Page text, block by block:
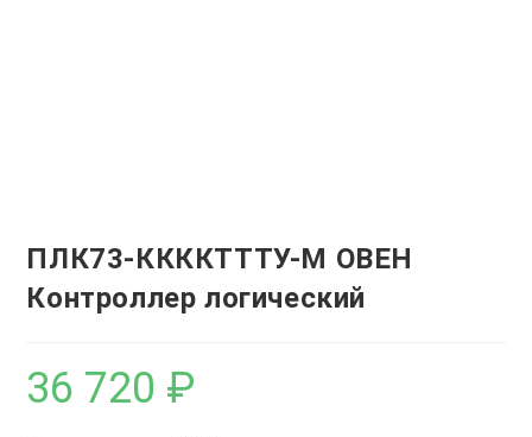
ПЛК73-ККККТТТУ-М ОВЕН
Контроллер логический
36 720 ₽